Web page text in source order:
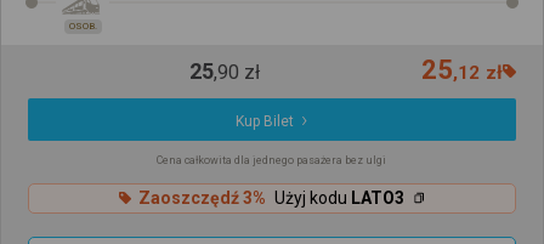
OSOB.
25,90 zł 25,12 zł
Kup Bilet
Cena całkowita dla jednego pasażera bez ulgi
Zaoszczędź 3% Użyj kodu LATO3